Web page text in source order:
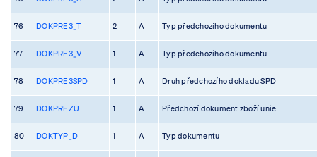
76 DOKPRE3_T 2 A Typ předchozího dokumentu
77 DOKPRE3_V 1 A Typ předchozího dokumentu
78 DOKPRE3SPD 1 A Druh předchozího dokladu SPD
79 DOKPREZU 1 A Předchozí dokument zboží unie
80 DOKTYP_D 1 A Typ dokumentu